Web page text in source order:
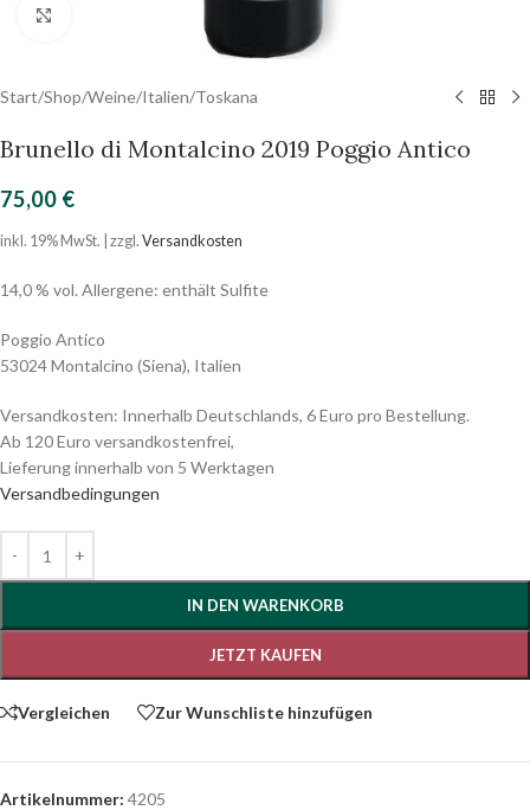
Start/Shop/Weine/Italien/Toskana
Brunello di Montalcino 2019 Poggio Antico
75,00 €
inkl. 19% MwSt. | zzgl. Versandkosten
14,0 % vol. Allergene: enthält Sulfite
Poggio Antico
53024 Montalcino (Siena), Italien
Versandkosten: Innerhalb Deutschlands, 6 Euro pro Bestellung.
Ab 120 Euro versandkostenfrei,
Lieferung innerhalb von 5 Werktagen
Versandbedingungen
IN DEN WARENKORB
JETZT KAUFEN
Vergleichen Zur Wunschliste hinzufügen
Artikelnummer: 4205